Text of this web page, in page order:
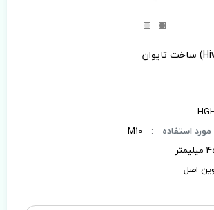
استفاده
:
M10
اصل